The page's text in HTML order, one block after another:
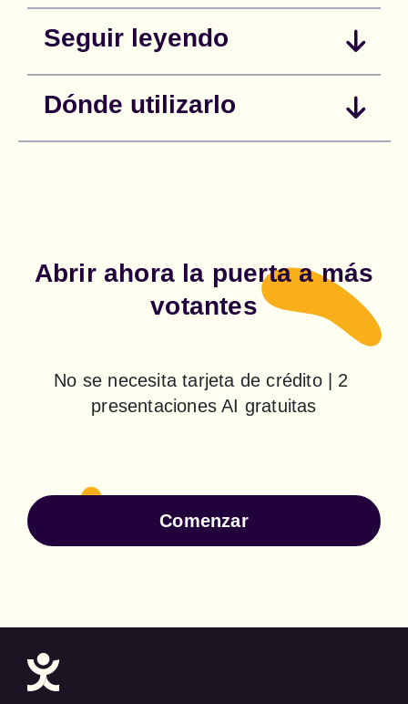
Seguir leyendo
Dónde utilizarlo
Abrir ahora la puerta a más
votantes
No se necesita tarjeta de crédito | 2
presentaciones AI gratuitas
Comenzar